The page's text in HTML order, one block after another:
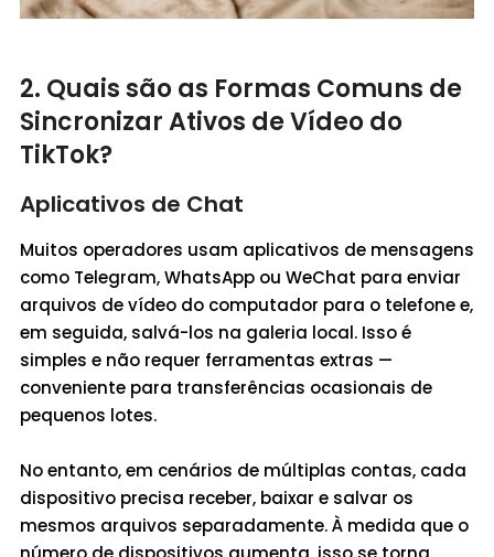
2. Quais são as Formas Comuns de
Sincronizar Ativos de Vídeo do
TikTok?
Aplicativos de Chat
Muitos operadores usam aplicativos de mensagens
como Telegram, WhatsApp ou WeChat para enviar
arquivos de vídeo do computador para o telefone e,
em seguida, salvá-los na galeria local. Isso é
simples e não requer ferramentas extras —
conveniente para transferências ocasionais de
pequenos lotes.
No entanto, em cenários de múltiplas contas, cada
dispositivo precisa receber, baixar e salvar os
mesmos arquivos separadamente. À medida que o